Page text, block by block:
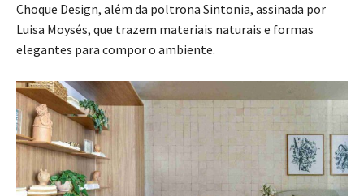
Choque Design, além da poltrona Sintonia, assinada por
Luisa Moysés, que trazem materiais naturais e formas
elegantes para compor o ambiente.